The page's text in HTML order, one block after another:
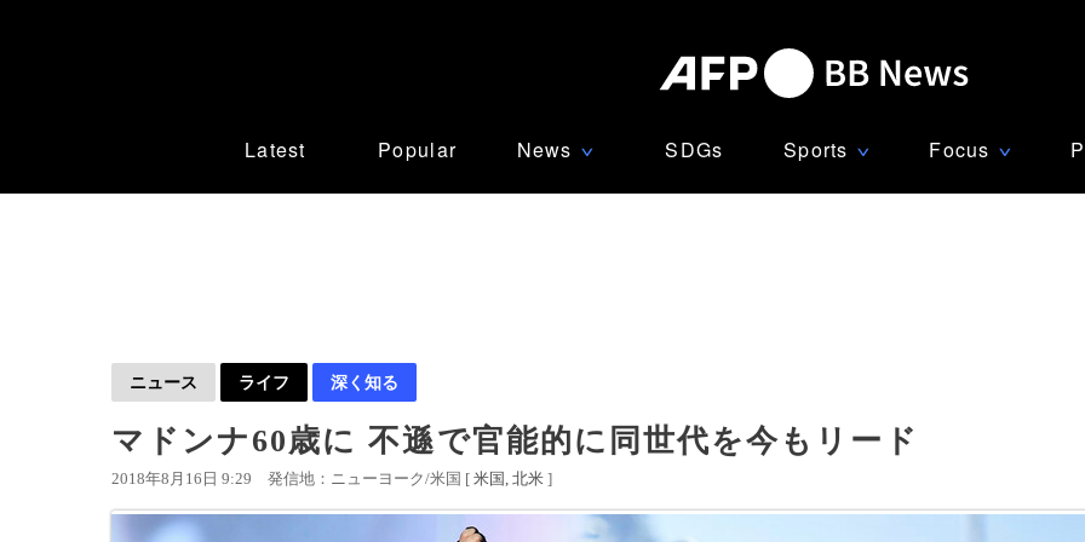
Latest Popular News ∨ SDGs Sports ∨ Focus ∨
ニュース ライフ 深く知る
マドンナ60歳に 不遜で官能的に同世代を今もリード
2018年8月16日 9:29 発信地：ニューヨーク/米国 [ 米国 北米 ]